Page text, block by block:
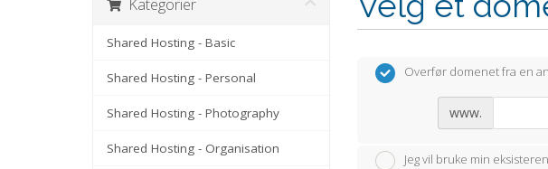
Shared Hosting - Basic
Shared Hosting - Personal
Shared Hosting - Photography
Shared Hosting - Organisation
Overfør domenet fra en
www.
Jeg vil bruke min